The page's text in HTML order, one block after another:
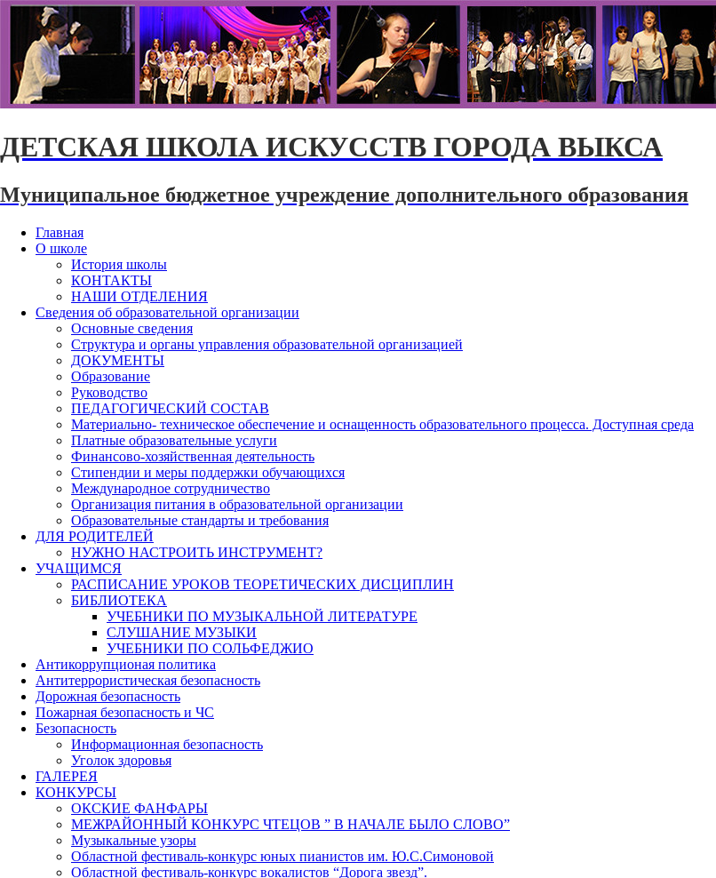
ДЕТСКАЯ ШКОЛА ИСКУССТВ ГОРОДА ВЫКСА
Муниципальное бюджетное учреждение дополнительного образования
Главная
О школе
История школы
КОНТАКТЫ
НАШИ ОТДЕЛЕНИЯ
Сведения об образовательной организации
Основные сведения
Структура и органы управления образовательной организацией
ДОКУМЕНТЫ
Образование
Руководство
ПЕДАГОГИЧЕСКИЙ СОСТАВ
Материально- техническое обеспечение и оснащенность образовательного процесса. Доступная среда
Платные образовательные услуги
Финансово-хозяйственная деятельность
Стипендии и меры поддержки обучающихся
Международное сотрудничество
Организация питания в образовательной организации
Образовательные стандарты и требования
ДЛЯ РОДИТЕЛЕЙ
НУЖНО НАСТРОИТЬ ИНСТРУМЕНТ?
УЧАЩИМСЯ
РАСПИСАНИЕ УРОКОВ ТЕОРЕТИЧЕСКИХ ДИСЦИПЛИН
БИБЛИОТЕКА
УЧЕБНИКИ ПО МУЗЫКАЛЬНОЙ ЛИТЕРАТУРЕ
СЛУШАНИЕ МУЗЫКИ
УЧЕБНИКИ ПО СОЛЬФЕДЖИО
Антикоррупционая политика
Антитеррористическая безопасность
Дорожная безопасность
Пожарная безопасность и ЧС
Безопасность
Информационная безопасность
Уголок здоровья
ГАЛЕРЕЯ
КОНКУРСЫ
ОКСКИЕ ФАНФАРЫ
МЕЖРАЙОННЫЙ КОНКУРС ЧТЕЦОВ ” В НАЧАЛЕ БЫЛО СЛОВО”
Музыкальные узоры
Областной фестиваль-конкурс юных пианистов им. Ю.С.Симоновой
Областной фестиваль-конкурс вокалистов “Дорога звезд”.